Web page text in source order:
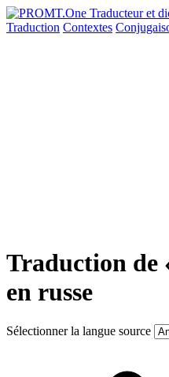
Traduction Contextes
Traduction de
en russe
Sélectionner la langue source